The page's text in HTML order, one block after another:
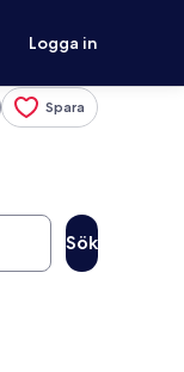
Logga in
Spara
Sök